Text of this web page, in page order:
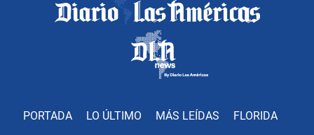
PORTADA LO ÚLTIMO MÁS LEÍDAS FLORIDA